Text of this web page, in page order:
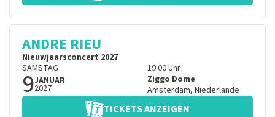
ANDRE RIEU
Nieuwjaarsconcert 2027
SAMSTAG
9JANUAR
2027
19:00Uhr
Ziggo Dome
Amsterdam, Niederlande
TICKETS ANZEIGEN